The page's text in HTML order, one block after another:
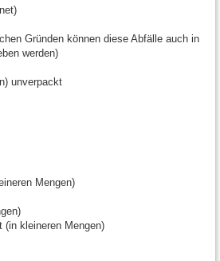
Gründen können diese Abfälle auch in
werden)
unverpackt
Mengen)
(in kleineren Mengen)